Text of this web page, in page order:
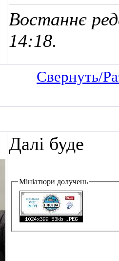
Востаннє
14:18.
Свернуть/
Далі буде
Мініатюри долучень